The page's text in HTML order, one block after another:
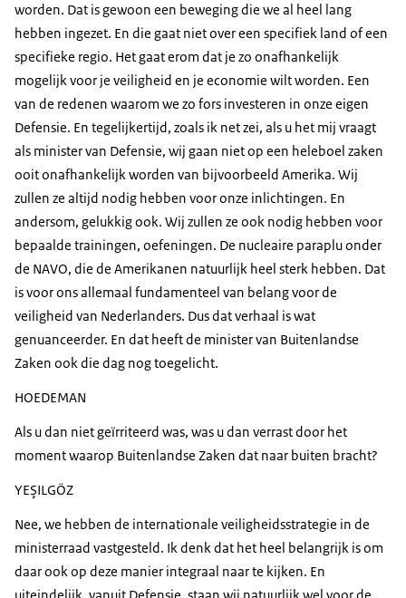
worden. Dat is gewoon een beweging die we al heel lang
hebben ingezet. En die gaat niet over een specifiek land of een
specifieke regio. Het gaat erom dat je zo onafhankelijk
mogelijk voor je veiligheid en je economie wilt worden. Een
van de redenen waarom we zo fors investeren in onze eigen
Defensie. En tegelijkertijd, zoals ik net zei, als u het mij vraagt
als minister van Defensie, wij gaan niet op een heleboel zaken
ooit onafhankelijk worden van bijvoorbeeld Amerika. Wij
zullen ze altijd nodig hebben voor onze inlichtingen. En
andersom, gelukkig ook. Wij zullen ze ook nodig hebben voor
bepaalde trainingen, oefeningen. De nucleaire paraplu onder
de NAVO, die de Amerikanen natuurlijk heel sterk hebben. Dat
is voor ons allemaal fundamenteel van belang voor de
veiligheid van Nederlanders. Dus dat verhaal is wat
genuanceerder. En dat heeft de minister van Buitenlandse
Zaken ook die dag nog toegelicht.
HOEDEMAN
Als u dan niet geïrriteerd was, was u dan verrast door het
moment waarop Buitenlandse Zaken dat naar buiten bracht?
YEŞILGÖZ
Nee, we hebben de internationale veiligheidsstrategie in de
ministerraad vastgesteld. Ik denk dat het heel belangrijk is om
daar ook op deze manier integraal naar te kijken. En